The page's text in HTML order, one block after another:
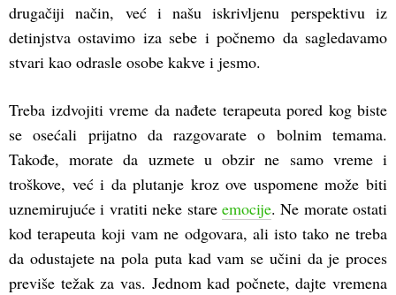
drugačiji način, već i našu iskrivljenu perspektivu iz
detinjstva ostavimo iza sebe i počnemo da sagledavamo
stvari kao odrasle osobe kakve i jesmo.
Treba izdvojiti vreme da nađete terapeuta pored kog biste
se osećali prijatno da razgovarate o bolnim temama.
Takođe, morate da uzmete u obzir ne samo vreme i
troškove, već i da plutanje kroz ove uspomene može biti
uznemirujuće i vratiti neke stare emocije. Ne morate ostati
kod terapeuta koji vam ne odgovara, ali isto tako ne treba
da odustajete na pola puta kad vam se učini da je proces
previše težak za vas. Jednom kad počnete, dajte vremena